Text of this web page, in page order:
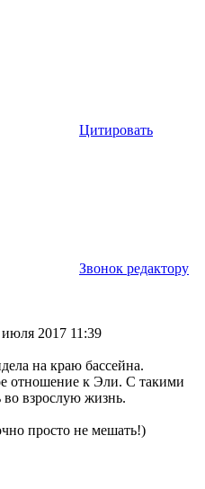
Цитировать
Звонок редактору
июля 2017 11:39
на краю бассейна.
отношение к Эли. С такими
во взрослую жизнь.
просто не мешать!)